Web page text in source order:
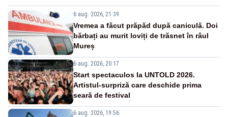
6 aug. 2026, 21:39
Vremea a făcut prăpăd după caniculă. Doi
bărbați au murit loviți de trăsnet în râul
Mureș
6 aug. 2026, 20:17
Start spectaculos la UNTOLD 2026.
Artistul-surpriză care deschide prima
seară de festival
6 aug. 2026, 19:56